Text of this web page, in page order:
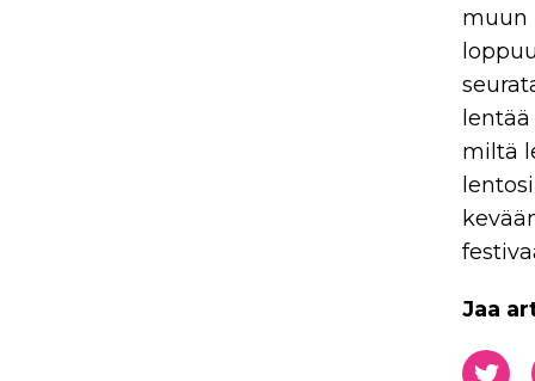
muun
miltä
Jaa